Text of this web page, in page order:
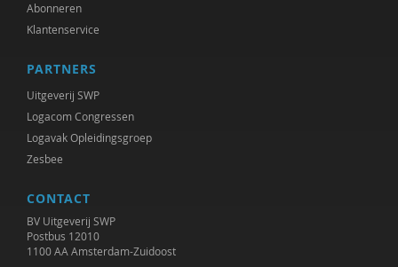
Abonneren
Klantenservice
PARTNERS
Uitgeverij SWP
Logacom Congressen
Logavak Opleidingsgroep
Zesbee
CONTACT
BV Uitgeverij SWP
Postbus 12010
1100 AA Amsterdam-Zuidoost